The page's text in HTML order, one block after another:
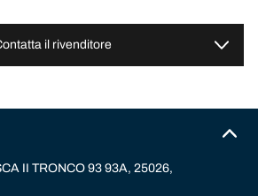
il rivenditore
II TRONCO 93 93A, 25026,